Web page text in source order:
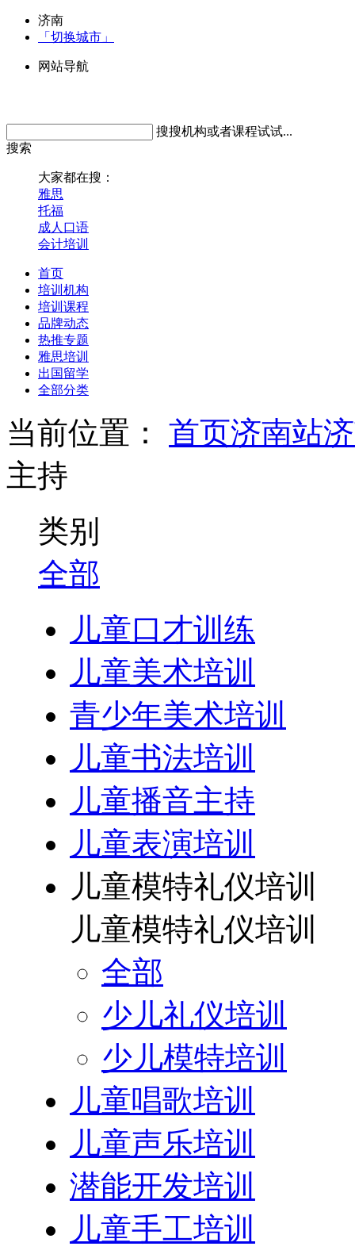
济南
「切换城市」
网站导航
搜搜机构或者课程试试...
搜索
大家都在搜：
雅思
托福
成人口语
会计培训
首页
培训机构
培训课程
品牌动态
热推专题
雅思培训
出国留学
全部分类
当前位置： 首页济南站
主持
类别
全部
儿童口才训练
儿童美术培训
青少年美术培训
儿童书法培训
儿童播音主持
儿童表演培训
儿童模特礼仪培训
儿童模特礼仪培训
全部
少儿礼仪培训
少儿模特培训
儿童唱歌培训
儿童声乐培训
潜能开发培训
儿童手工培训